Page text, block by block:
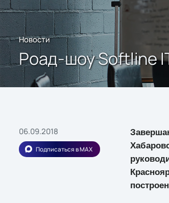
Новости
Роад-шоу Softline
06.09.2018
Подписаться в MAX